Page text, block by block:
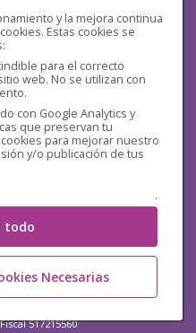
y la mejora continua
Estas cookies se
para el correcto
web. No se utilizan con
con Google Analytics y
que preservan tu
para mejorar nuestro
y/o publicación de tus
.
todo
Necesarias
517215560